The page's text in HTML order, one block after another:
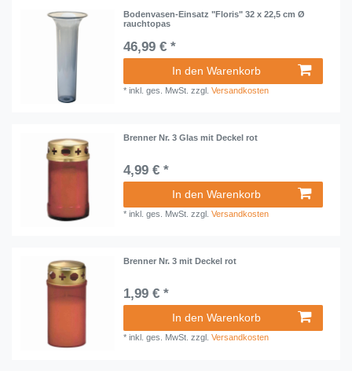
Bodenvasen-Einsatz "Floris" 32 x 22,5 cm Ø
rauchtopas
46,99 € *
In den Warenkorb
*inkl. ges. MwSt. zzgl.Versandkosten
Brenner Nr. 3 Glas mit Deckel rot
4,99 € *
In den Warenkorb
*inkl. ges. MwSt. zzgl.Versandkosten
Brenner Nr. 3 mit Deckel rot
1,99 € *
In den Warenkorb
*inkl. ges. MwSt. zzgl.Versandkosten